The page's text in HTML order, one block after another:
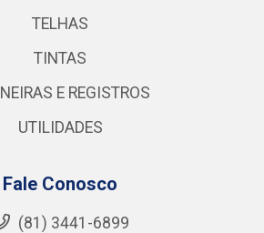
TELHAS
TINTAS
E REGISTROS
UTILIDADES
Fale Conosco
(81) 3441-6899